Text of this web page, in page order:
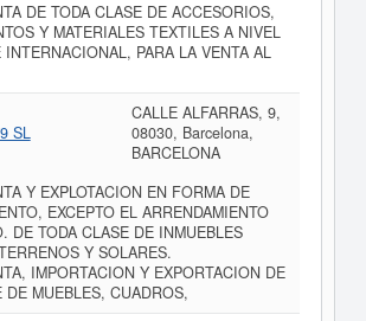
DE TODA CLASE DE ACCESORIOS,
Y MATERIALES TEXTILES A NIVEL
INTERNACIONAL, PARA LA VENTA AL
SL
CALLE ALFARRAS, 9,
08030, Barcelona,
BARCELONA
Y EXPLOTACION EN FORMA DE
EXCEPTO EL ARRENDAMIENTO
DE TODA CLASE DE INMUEBLES
Y SOLARES.
IMPORTACION Y EXPORTACION DE
DE MUEBLES, CUADROS,